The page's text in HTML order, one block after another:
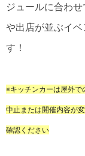
ジュールに合わ
や出店が並ぶイ
す！
※キッチンカーは屋外で
中止または開催内容が
確認ください